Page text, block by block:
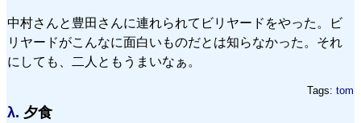
中村さんと豊田さんに連れられてビリヤードをやった。ビ
リヤードがこんなに面白いものだとは知らなかった。それ
にしても、二人ともうまいなぁ。
Tags: tom
λ. 夕食